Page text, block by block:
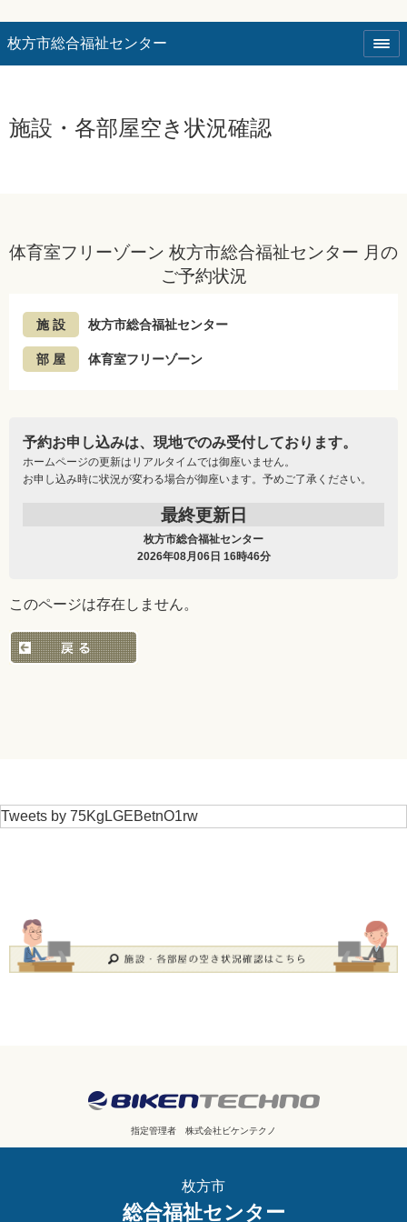
枚方市総合福祉センター
施設・各部屋空き状況確認
体育室フリーゾーン 枚方市総合福祉センター 月の
ご予約状況
施 設 枚方市総合福祉センター
部 屋 体育室フリーゾーン
予約お申し込みは、現地でのみ受付しております。
ホームページの更新はリアルタイムでは御座いません。
お申し込み時に状況が変わる場合が御座います。予めご了承ください。
最終更新日
枚方市総合福祉センター
2026年08月06日 16時46分
このページは存在しません。
Tweets by 75KgLGEBetnO1rw
指定管理者 株式会社ビケンテクノ
枚方市
総合福祉センター